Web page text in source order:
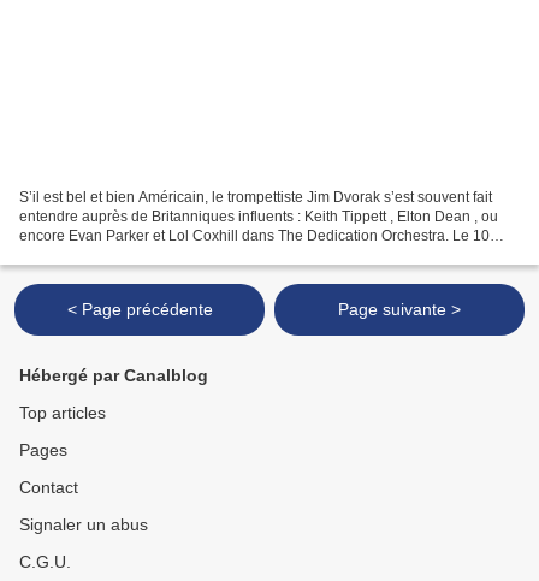
S’il est bel et bien Américain, le trompettiste Jim Dvorak s’est souvent fait
entendre auprès de Britanniques influents : Keith Tippett , Elton Dean , ou
encore Evan Parker et Lol Coxhill dans The Dedication Orchestra. Le 10
< Page précédente Page suivante >
Hébergé par Canalblog
Top articles
Pages
Contact
Signaler un abus
C.G.U.